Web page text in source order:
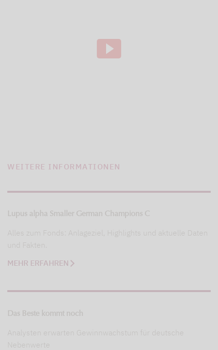
WEITERE INFORMATIONEN
Lupus alpha Smaller German Champions C
Alles zum Fonds: Anlageziel, Highlights und aktuelle Daten
und Fakten.
MEHR ERFAHREN
Das Beste kommt noch
Analysten erwarten Gewinnwachstum für deutsche
Nebenwerte